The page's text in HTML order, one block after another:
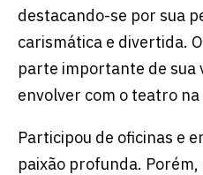
destacando-se por sua
carismática e divertida.
parte importante de sua
envolver com o teatro
Participou de oficinas e
paixão profunda. Porém,